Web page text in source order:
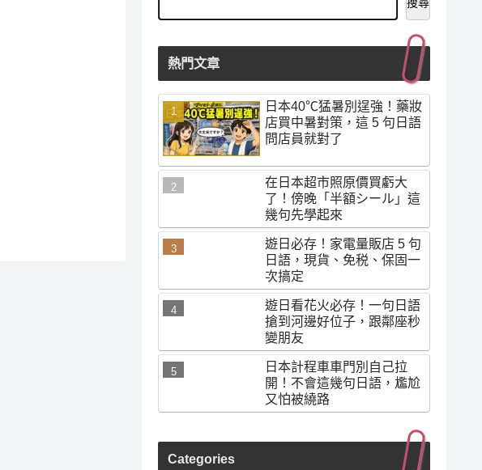
熱門文章
日本40℃猛暑別逞強！藥妝
店買中暑對策，這 5 句日語
問店員就對了
在日本超市照原價買虧大
了！傍晚「半額シール」這
幾句先學起來
遊日必存！家電量販店 5 句
日語，現貨、免税、保固一
次搞定
遊日看花火必存！一句日語
搶到河邊好位子，跟鄰座秒
變朋友
日本計程車車門別自己拉
開！不會這幾句日語，尷尬
又怕被繞路
Categories